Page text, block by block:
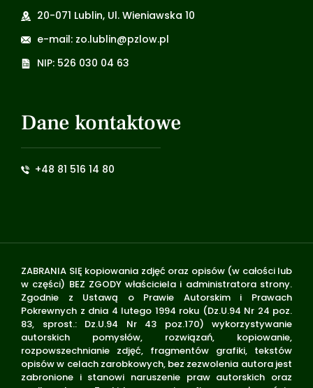
20-071 Lublin, Ul. Wieniawska 10
e-mail: zo.lublin@pzlow.pl
NIP: 526 030 04 63
Dane kontaktowe
+48 81 516 14 80
ZABRANIA SIĘ kopiowania zdjęć oraz opisów (w całości lub
w części) BEZ ZGODY właściciela i administratora strony.
Zgodnie z Ustawą o Prawie Autorskim i Prawach
Pokrewnych z dnia 4 lutego 1994 roku (Dz.U.94 Nr 24 poz.
83, sprost.: Dz.U.94 Nr 43 poz.170) wykorzystywanie
autorskich pomysłów, rozwiązań, kopiowanie,
rozpowszechnianie zdjęć, fragmentów grafiki, tekstów
opisów w celach zarobkowych, bez zezwolenia autora jest
zabronione i stanowi naruszenie praw autorskich oraz